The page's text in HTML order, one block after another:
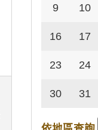
9 10
16 17
23 24
30 31